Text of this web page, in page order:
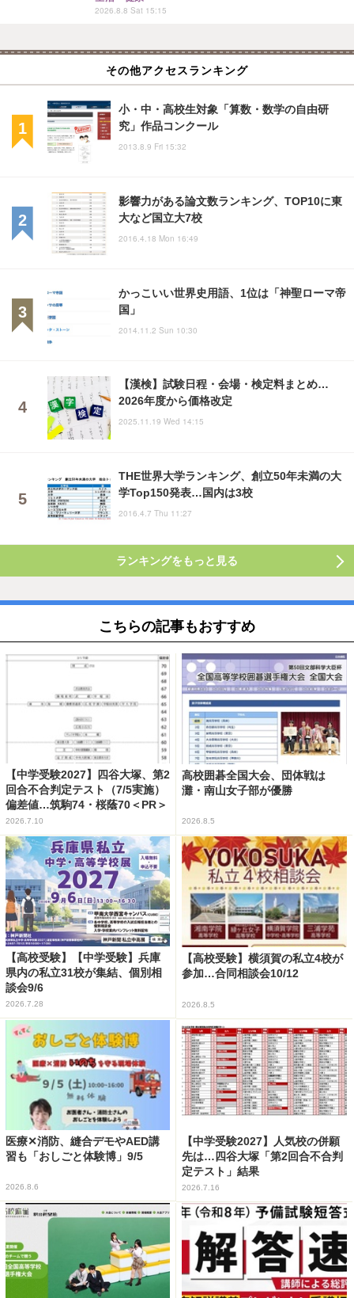
2026.8.8 Sat 15:15
その他アクセスランキング
小・中・高校生対象「算数・数学の自由研
究」作品コンクール
2013.8.9 Fri 15:32
影響力がある論文数ランキング、TOP10に東
大など国立大7校
2016.4.18 Mon 16:49
かっこいい世界史用語、1位は「神聖ローマ帝
国」
2014.11.2 Sun 10:30
【漢検】試験日程・会場・検定料まとめ…
2026年度から価格改定
2025.11.19 Wed 14:15
THE世界大学ランキング、創立50年未満の大
学Top150発表…国内は3校
2016.4.7 Thu 11:27
ランキングをもっと見る
こちらの記事もおすすめ
【中学受験2027】四谷大塚、第2
回合不合判定テスト（7/5実施）
偏差値…筑駒74・桜蔭70＜PR＞
2026.7.10
高校囲碁全国大会、団体戦は
灘・南山女子部が優勝
2026.8.5
【高校受験】【中学受験】兵庫
県内の私立31校が集結、個別相
談会9/6
2026.7.28
【高校受験】横須賀の私立4校が
参加…合同相談会10/12
2026.8.5
医療✕消防、縫合デモやAED講
習も「おしごと体験博」9/5
2026.8.6
【中学受験2027】人気校の併願
先は…四谷大塚「第2回合不合判
定テスト」結果
2026.7.16